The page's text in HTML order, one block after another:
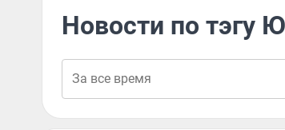
Новости по тэгу